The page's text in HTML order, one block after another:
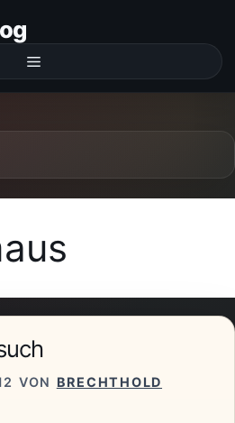
Menü
VON BRECHTHOLD